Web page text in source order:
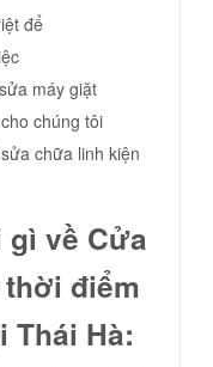
để
máy giặt
chúng tôi
chữa linh kiện
về Cửa
điểm
Thái Hà: